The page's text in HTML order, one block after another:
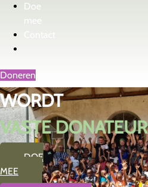
Doe
mee
Doneren
WORDT
VASTE DONATEUR
DOE
MEE